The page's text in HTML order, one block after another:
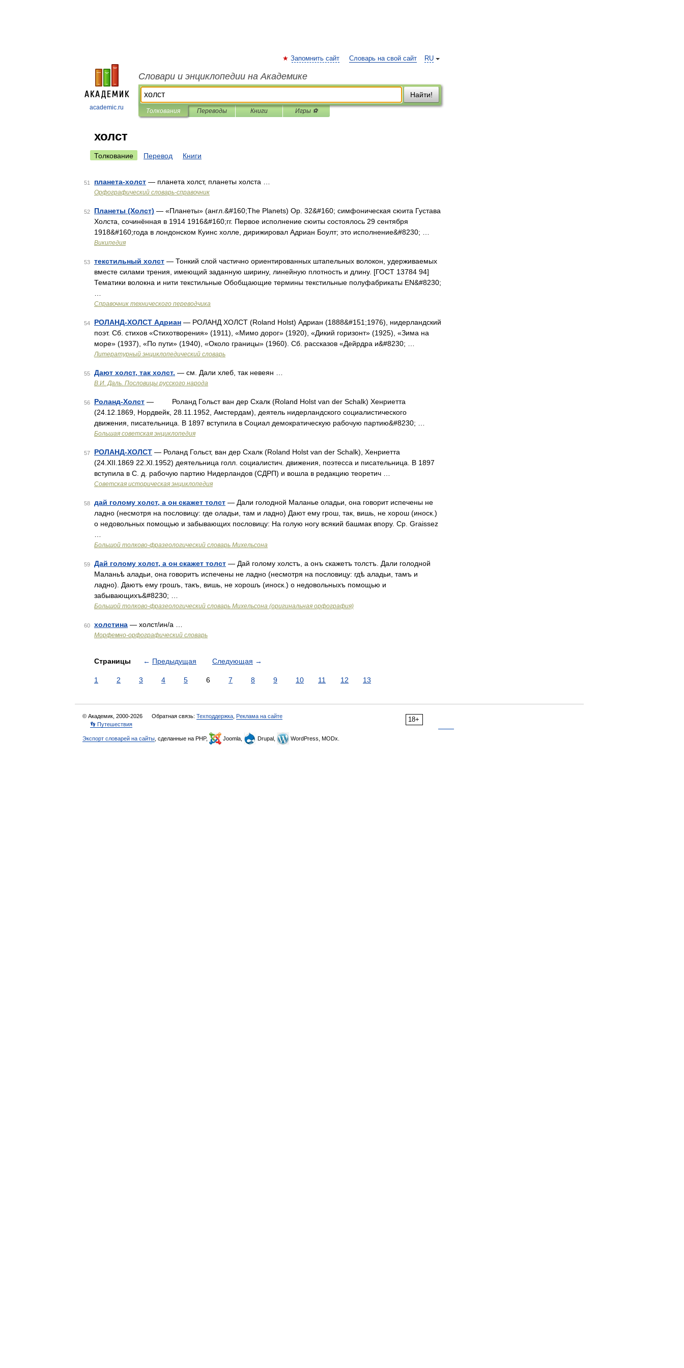
academic.ru
RU
Запомнить сайт Словарь на свой сайт
Словари и энциклопедии на Академике
Найти!
Толкования Переводы Книги Игры ⚽
холст
Толкование Перевод Книги
51 планета-холст — планета холст, планеты холста …
Орфографический словарь-справочник
52 Планеты (Холст) — «Планеты» (англ.&#160;The Planets) Op. 32&#160; симфоническая сюита Густава
Холста, сочинённая в 1914 1916&#160;гг. Первое исполнение сюиты состоялось 29 сентября
1918&#160;года в лондонском Куинс холле, дирижировал Адриан Боулт; это исполнение&#8230; …
Википедия
53 текстильный холст — Тонкий слой частично ориентированных штапельных волокон, удерживаемых
вместе силами трения, имеющий заданную ширину, линейную плотность и длину. [ГОСТ 13784 94]
Тематики волокна и нити текстильные Обобщающие термины текстильные полуфабрикаты EN&#8230;
Справочник технического переводчика
54 РОЛАНД-ХОЛСТ Адриан — РОЛАНД ХОЛСТ (Roland Holst) Адриан (1888&#151;1976), нидерландский
поэт. Сб. стихов «Стихотворения» (1911), «Мимо дорог» (1920), «Дикий горизонт» (1925), «Зима на
море» (1937), «По пути» (1940), «Около границы» (1960). Сб. рассказов «Дейрдра и&#8230; …
Литературный энциклопедический словарь
55 Дают холст, так холст. — см. Дали хлеб, так невеян …
В.И. Даль. Пословицы русского народа
56 Роланд-Холст — Роланд Гольст ван дер Схалк (Roland Holst van der Schalk) Хенриетта
(24.12.1869, Нордвейк, 28.11.1952, Амстердам), деятель нидерландского социалистического
движения, писательница. В 1897 вступила в Социал демократическую рабочую партию&#8230; …
Большая советская энциклопедия
57 РОЛАНД-ХОЛСТ — Роланд Гольст, ван дер Схалк (Roland Holst van der Schalk), Хенриетта
(24.XII.1869 22.XI.1952) деятельница голл. социалистич. движения, поэтесса и писательница. В 1897
вступила в С. д. рабочую партию Нидерландов (СДРП) и вошла в редакцию теоретич …
Советская историческая энциклопедия
58 дай голому холст, а он скажет толст — Дали голодной Маланье оладьи, она говорит испечены не
ладно (несмотря на пословицу: где оладьи, там и ладно) Дают ему грош, так, вишь, не хорош (иноск.)
о недовольных помощью и забывающих пословицу: На голую ногу всякий башмак впору. Ср. Graissez
Большой толково-фразеологический словарь Михельсона
59 Дай голому холст, а он скажет толст — Дай голому холстъ, а онъ скажетъ толстъ. Дали голодной
Маланьѣ аладьи, она говоритъ испечены не ладно (несмотря на пословицу: гдѣ аладьи, тамъ и
ладно). Даютъ ему грошъ, такъ, вишь, не хорошъ (иноск.) о недовольныхъ помощью и
забывающихъ&#8230; …
Большой толково-фразеологический словарь Михельсона (оригинальная орфография)
60 холстина — холст/ин/а …
Морфемно-орфографический словарь
Страницы ← Предыдущая Следующая →
1 2 3 4 5 6 7 8 9 10 11 12 13
18+
© Академик, 2000-2026 Обратная связь: Техподдержка Реклама на сайте
👣 Путешествия
Экспорт словарей на сайты , сделанные на PHP, Joomla, Drupal, WordPress, MODx.